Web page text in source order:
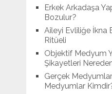
Erkek Arkadaşa
Bozulur?
Aileyi Evliliğe İkna
Ritüeli
Objektif Medyum
Şikayetleri
Gerçek
Medyumlar